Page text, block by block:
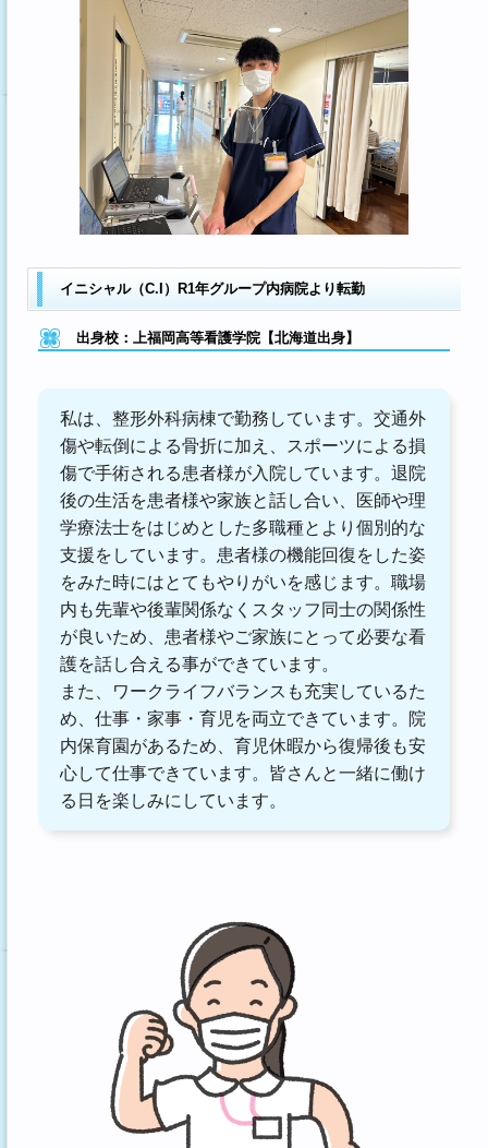
イニシャル（C.I）R1年グループ内病院より転勤
出身校：上福岡高等看護学院【北海道出身】
私は、整形外科病棟で勤務しています。交通外
傷や転倒による骨折に加え、スポーツによる損
傷で手術される患者様が入院しています。退院
後の生活を患者様や家族と話し合い、医師や理
学療法士をはじめとした多職種とより個別的な
支援をしています。患者様の機能回復をした姿
をみた時にはとてもやりがいを感じます。職場
内も先輩や後輩関係なくスタッフ同士の関係性
が良いため、患者様やご家族にとって必要な看
護を話し合える事ができています。
また、ワークライフバランスも充実しているた
め、仕事・家事・育児を両立できています。院
内保育園があるため、育児休暇から復帰後も安
心して仕事できています。皆さんと一緒に働け
る日を楽しみにしています。